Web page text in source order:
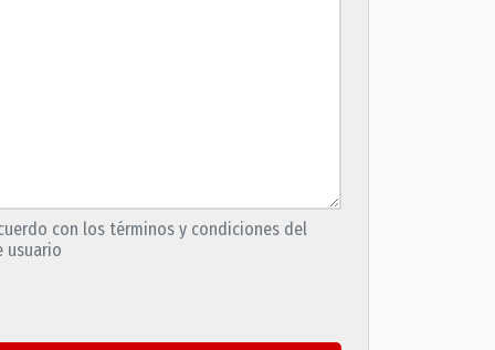
con los términos y condiciones del
usuario